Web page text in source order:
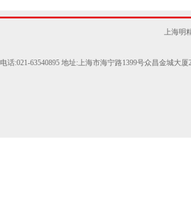
上海明
电话:021-63540895 地址:上海市海宁路1399号众昌金城大厦